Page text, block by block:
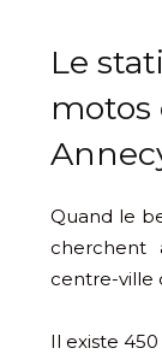
Le
motos
Quand le
centre-ville
Il existe